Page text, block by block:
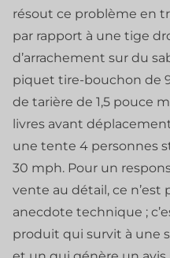
résout ce problème en
par rapport à une tige
d’arrachement sur du
piquet tire-bouchon de
de tarière de 1,5 pouce
livres avant
une tente 4 personnes
30 mph. Pour un
vente au détail, ce
anecdote technique ;
produit qui survit à une